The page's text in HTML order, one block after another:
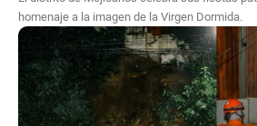
homenaje a la imagen de la Virgen Dormida.